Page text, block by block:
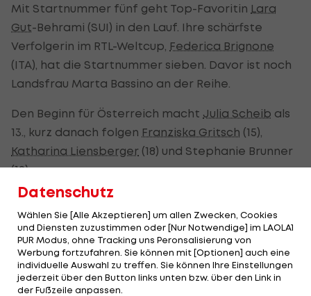
Mit Startnummer fünf geht Top-Favoritin Lara
Gut-Behrami (SUI) in den Lauf. Ihre schärfste
Verfolgerin im RTL-Weltcup, Federica Brignone
(ITA), hat die Startnummer sieben. Davor ist noch
Landsfrau Marta Bassino an der Reihe.
Den Beginn für Österreich macht Julia Scheib als
13., kurz danach folgen Franziska Gritsch (15),
Katharina Liensberger (18) und Stephanie Brunner
(19).
Weiter hinten reihen sich
Elisabeth Kappaurer (28), Elisa Mörzinger (44),
Katharina Truppe(45), Lisa Hörhager (46) und zu
guter Letzt Viktoria Bürgler (47) ein.
Startliste des 1. Durchgangs >>>
Datenschutz
Wählen Sie [Alle Akzeptieren] um allen Zwecken, Cookies
und Diensten zuzustimmen oder [Nur Notwendige] im LAOLA1
PUR Modus, ohne Tracking uns Peronsalisierung von
Werbung fortzufahren. Sie können mit [Optionen] auch eine
individuelle Auswahl zu treffen. Sie können Ihre Einstellungen
jederzeit über den Button links unten bzw. über den Link in
der Fußzeile anpassen.